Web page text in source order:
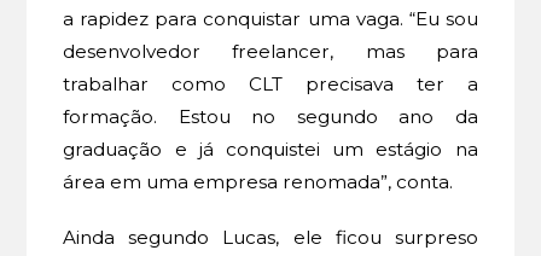
a rapidez para conquistar uma vaga. “Eu sou
desenvolvedor freelancer, mas para
trabalhar como CLT precisava ter a
formação. Estou no segundo ano da
graduação e já conquistei um estágio na
área em uma empresa renomada”, conta.
Ainda segundo Lucas, ele ficou surpreso